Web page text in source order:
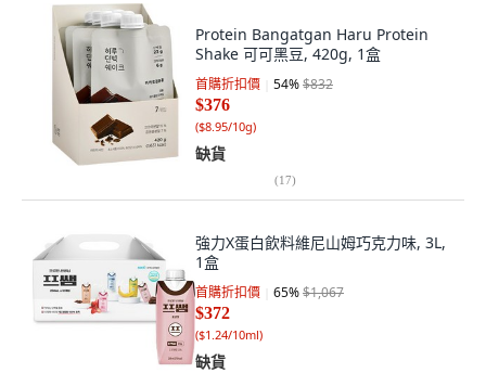
Protein Bangatgan Haru Protein
Shake 可可黑豆, 420g, 1盒
首購折扣價 54%$832
$376
($8.95/10g)
缺貨
(17)
強力X蛋白飲料維尼山姆巧克力味, 3L,
1盒
首購折扣價 65%$1,067
$372
($1.24/10ml)
缺貨